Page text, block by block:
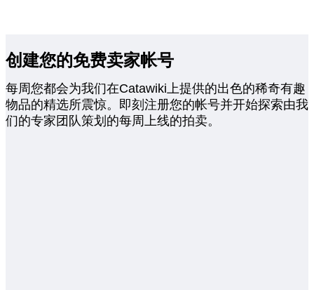
创建您的免费卖家帐号
每周您都会为我们在Catawiki上提供的出色的稀奇有趣
物品的精选所震惊。即刻注册您的帐号并开始探索由我
们的专家团队策划的每周上线的拍卖。